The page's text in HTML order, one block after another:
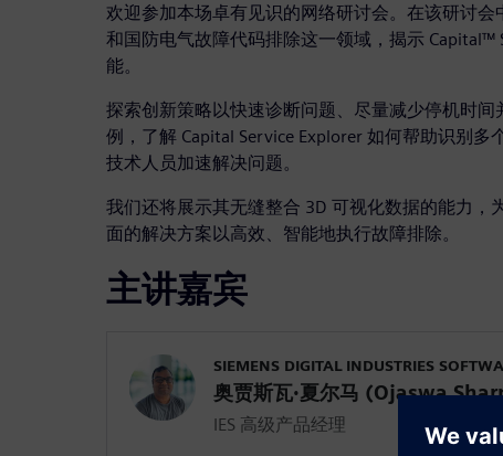
欢迎参加本场卓有见识的网络研讨会。在该研讨
和国防电气故障代码排除这一领域，揭示 Capital™
能。
探索创新策略以快速诊断问题、尽量减少停机时
例，了解 Capital Service Explorer 如何帮助识别多
技术人员加速解决问题。
我们还将展示其无缝整合 3D 可视化数据的能力，
面的解决方案以高效、智能地执行故障排除。
主讲嘉宾
SIEMENS DIGITAL INDUSTRIES
奥贾斯瓦·夏尔马 (Ojaswa
IES 高级产品经理